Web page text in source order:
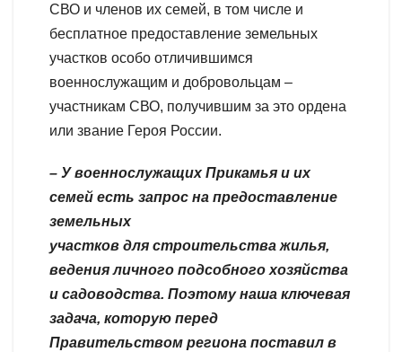
СВО и членов их семей, в том числе и
бесплатное предоставление земельных
участков особо отличившимся
военнослужащим и добровольцам –
участникам СВО, получившим за это ордена
или звание Героя России.
– У военнослужащих Прикамья и их
семей есть запрос на предоставление
земельных
участков для строительства жилья,
ведения личного подсобного хозяйства
и садоводства. Поэтому наша ключевая
задача, которую перед
Правительством региона поставил в